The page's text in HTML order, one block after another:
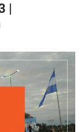
|